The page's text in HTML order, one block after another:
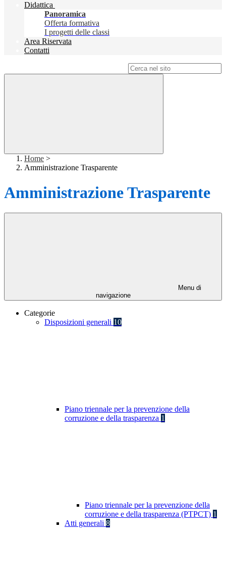
Didattica
Panoramica
Offerta formativa
I progetti delle classi
Area Riservata
Contatti
Home >
Amministrazione Trasparente
Amministrazione Trasparente
Menu di
navigazione
Categorie
Disposizioni generali 10
Piano triennale per la prevenzione della
corruzione e della trasparenza 1
Piano triennale per la prevenzione della
corruzione e della trasparenza (PTPCT) 1
Atti generali 8